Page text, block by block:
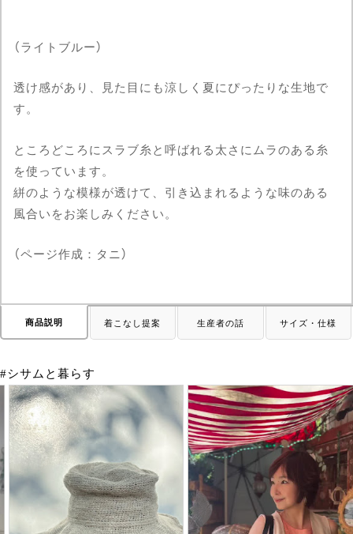
（ライトブルー）
透け感があり、見た目にも涼しく夏にぴったりな生地で
す。
ところどころにスラブ糸と呼ばれる太さにムラのある糸
を使っています。
絣のような模様が透けて、引き込まれるような味のある
風合いをお楽しみください。
（ページ作成：タニ）
商品説明 着こなし提案 生産者の話 サイズ・仕様
#シサムと暮らす